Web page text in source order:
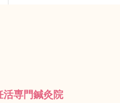
活専門鍼灸院